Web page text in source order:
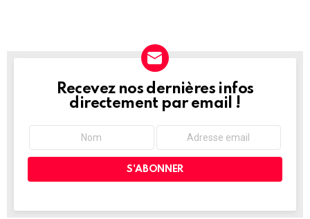
NEWSLETTER
Recevez nos dernières infos
directement par email !